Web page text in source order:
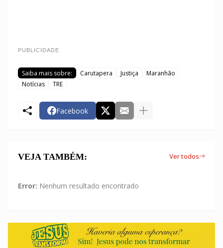
PUBLICIDADE
Saiba mais sobre: Carutapera Justiça
Maranhão
Notícias
TRE
Facebook
VEJA TAMBÉM: Ver todos
Error: Nenhum resultado encontrado